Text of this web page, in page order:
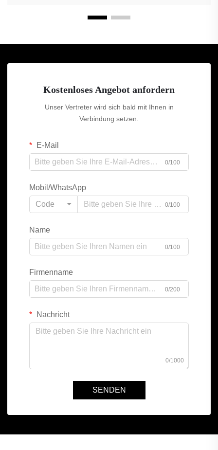
Kostenloses Angebot anfordern
Unser Vertreter wird sich bald mit Ihnen in
Verbindung setzen.
E-Mail
0/100
Mobil/WhatsApp
Code
0/100
Name
0/100
Firmenname
0/200
Nachricht
0/1000
SENDEN